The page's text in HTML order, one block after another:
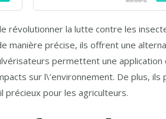
Tête,Jouet Cadeau
révolutionner la lutte contre les
manière précise, ils offrent une
permettent une
sur l\’environnement. De plus,
précieux pour les agriculteurs.